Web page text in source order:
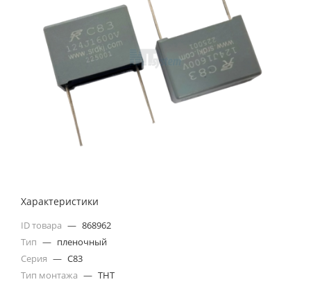
Характеристики
ID товара — 868962
Тип — пленочный
Серия — C83
Тип монтажа — THT